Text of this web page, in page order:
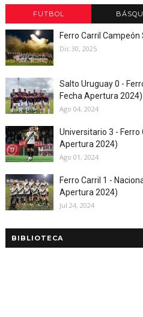
FUTBOL
Ferro Carril
Dic 30, 2025
Salto Uruguay 0 -
Fecha Apertura 2024)
Ago 04, 2024
Universitario 3 - Ferro
Apertura 2024)
Ago 01, 2024
Ferro Carril 1 -
Apertura 2024)
Jul 24, 2024
BIBLIOTECA